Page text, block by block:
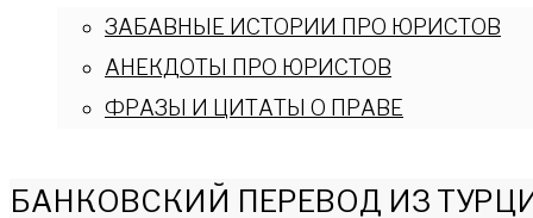
ЗАБАВНЫЕ ИСТОРИИ ПРО ЮРИСТОВ
АНЕКДОТЫ ПРО ЮРИСТОВ
ФРАЗЫ И ЦИТАТЫ О ПРАВЕ
БАНКОВСКИЙ ПЕРЕВОД ИЗ